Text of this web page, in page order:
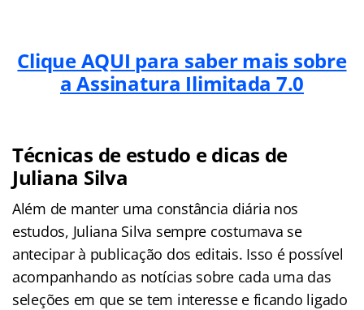
Clique AQUI para saber mais sobre
a Assinatura Ilimitada 7.0
Técnicas de estudo e dicas de
Juliana Silva
Além de manter uma constância diária nos
estudos, Juliana Silva sempre costumava se
antecipar à publicação dos editais. Isso é possível
acompanhando as notícias sobre cada uma das
seleções em que se tem interesse e ficando ligado